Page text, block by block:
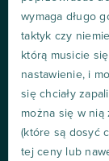
wymaga długo
taktyk czy
którą musicie
nastawienie, i
się chciały
można się w nią
(które są dosyć
tej ceny lub